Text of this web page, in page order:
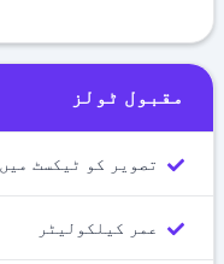
مقبول ٹولز
تصویر کو ٹیکسٹ
عمر کیلکولیٹر